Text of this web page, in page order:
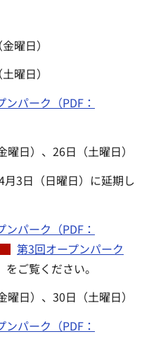
曜日）
曜日）
ンパーク（PDF：
日）、26日（土曜日）
3日（日曜日）に延期し
ンパーク（PDF：
第3回オープンパーク
をご覧ください。
日）、30日（土曜日）
ンパーク（PDF：